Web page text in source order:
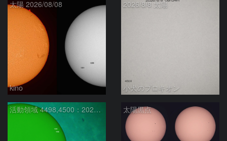
太陽 2026/08/08
kino
2026/8/8 太陽
小犬のプロキオン
活動領域 4498,4500：2026/08/08 太陽黒点